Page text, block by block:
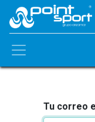
Tu correo